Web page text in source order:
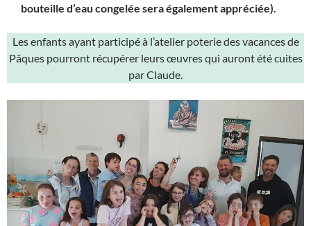
bouteille d’eau congelée sera également appréciée).
Les enfants ayant participé à l’atelier poterie des vacances de
Pâques pourront récupérer leurs œuvres qui auront été cuites
par Claude.